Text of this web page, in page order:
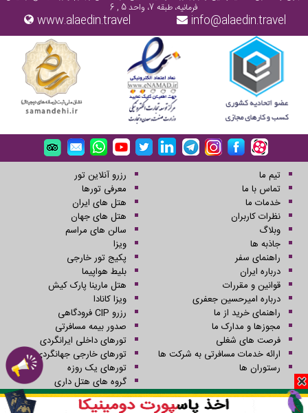
فرمانیه، طبقه 7، واحد 5 , 6
info@alaedin.travel
www.alaedin.travel
تیم ما
تماس با ما
خدمات ما
نظرات کاربران
وبلاگ
جاذبه ها
راهنمای سفر
درباره ایران
قوانین و مقررات
درباره امیرحسین جعفری
راهنمای خرید از ما
مجوزها و مدارک ما
فرصت های شغلی
ارائه خدمات مسافرتی به شرکت ها
رستوران ها
رزرو آنلاین تور
معرفی تورها
هتل های ایران
هتل های جهان
سالن های مراسم
ویزا
پکیج تور خارجی
بلیط هواپیما
هتل مارینا پارک کیش
ویزا کانادا
رزرو CIP فرودگاهی
صدور بیمه مسافرتی
تورهای داخلی ایرانگردی
تورهای خارجی جهانگردی
تورهای یک روزه
گروه های هتل داری
کلیه حقوق این سایت محفوظ و متعلق به شرکت سفرهای علاءالدین می باشد